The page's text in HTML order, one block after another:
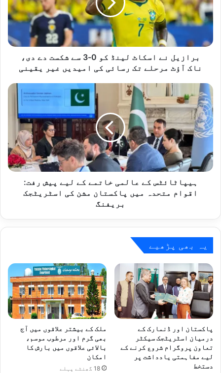
کو
0-
3
شکست
آؤٹ
مرحلے
تک
رسائی
کی
امیدیں
یقینی
برازیل نے اسکاٹ لینڈ کو 0-3 سے شکست دے دی،
ناک آؤٹ مرحلے تک رسائی کی امیدیں غیر یقینی
ہیپاٹائٹس
کے
عالمی
خاتمے
کے
لیے
پیش
رفت:
اقوام
ہیپاٹائٹس کے عالمی خاتمے کے لیے پیش رفت:
اقوام متحدہ میں پاکستان مشن کی اسٹریٹجک
بریفنگ
یہ بھی پڑھیے
پاکستان اور ڈنمارک کے
درمیان اسٹریٹجک سیکٹر
تعاون پروگرام شروع کرنے کے
لیے مفاہمتی یادداشت پر
دستخط
ملک کے بیشتر علاقوں میں آج
بھی گرم اور مرطوب موسم،
بالائی علاقوں میں بارش کا
امکان
18 گھنٹے پہلے